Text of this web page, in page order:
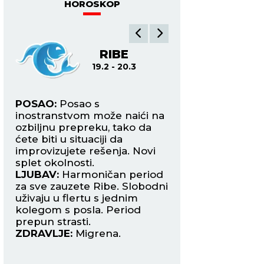
HOROSKOP
RIBE
19.2 - 20.3
POSAO: Posao s
inostranstvom može naići na
ozbiljnu prepreku, tako da
ćete biti u situaciji da
improvizujete rešenja. Novi
splet okolnosti.
LJUBAV: Harmoničan period
za sve zauzete Ribe. Slobodni
uživaju u flertu s jednim
kolegom s posla. Period
prepun strasti.
ZDRAVLJE: Migrena.